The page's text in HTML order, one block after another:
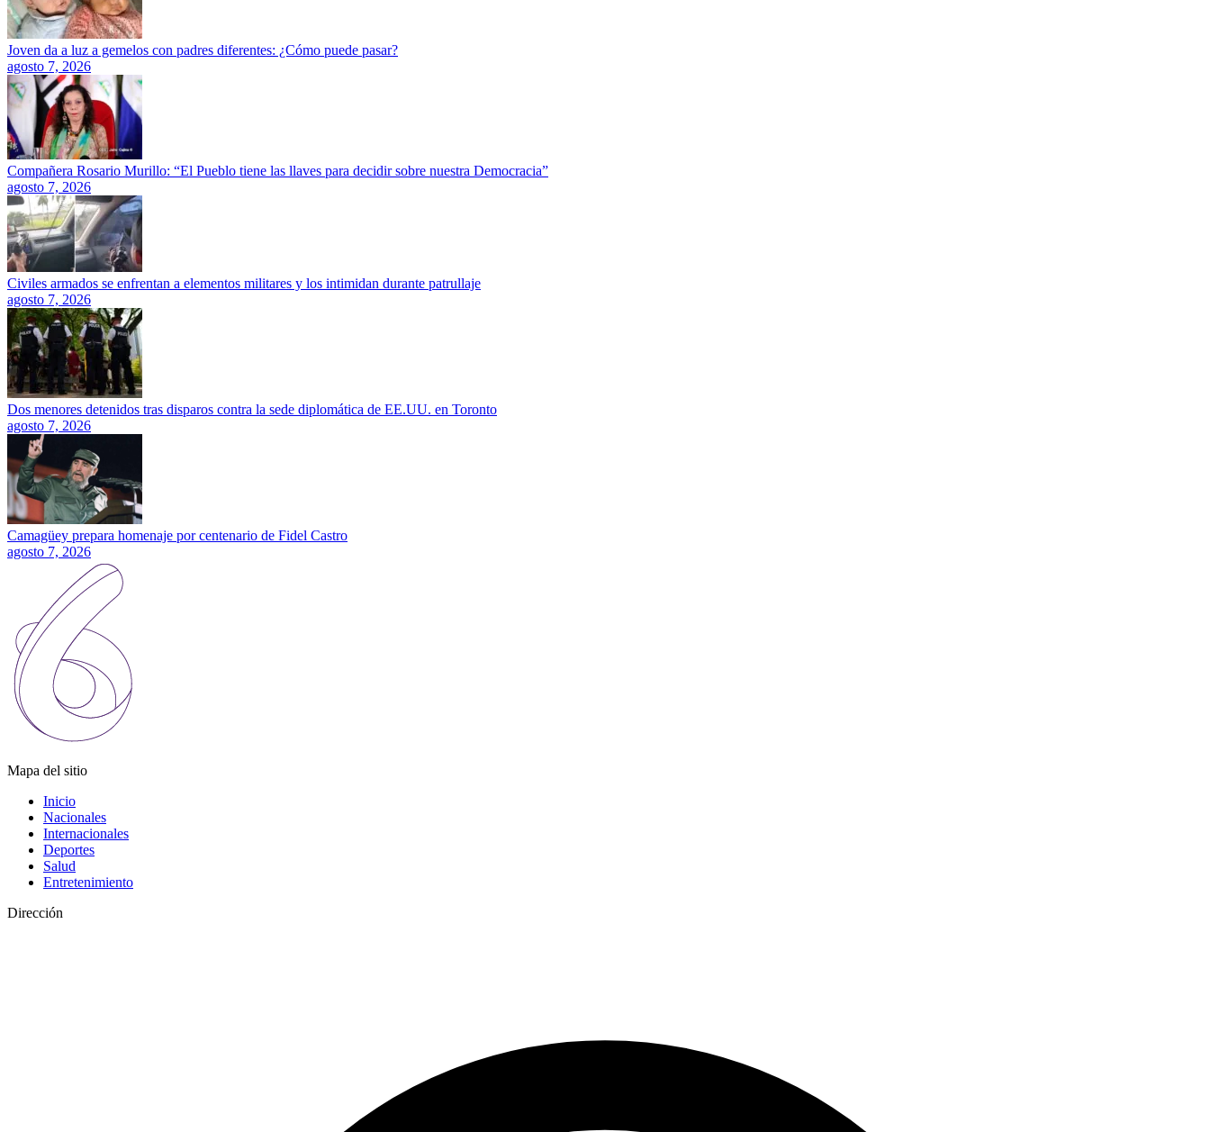
Joven da a luz a gemelos con padres diferentes: ¿Cómo puede pasar?
agosto 7, 2026
Compañera Rosario Murillo: “El Pueblo tiene las llaves para decidir sobre nuestra Democracia”
agosto 7, 2026
Civiles armados se enfrentan a elementos militares y los intimidan durante patrullaje
agosto 7, 2026
Dos menores detenidos tras disparos contra la sede diplomática de EE.UU. en Toronto
agosto 7, 2026
Camagüey prepara homenaje por centenario de Fidel Castro
agosto 7, 2026
Mapa del sitio
Inicio
Nacionales
Internacionales
Deportes
Salud
Entretenimiento
Dirección